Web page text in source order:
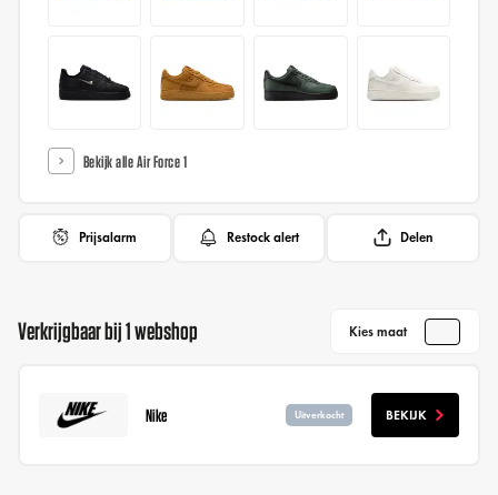
Bekijk alle Air Force 1
Prijsalarm Restock alert Delen
Verkrijgbaar bij 1 webshop Kies maat
Nike Uitverkocht BEKIJK